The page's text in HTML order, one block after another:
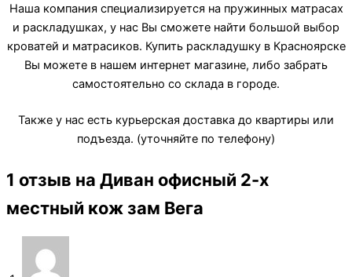
Наша компания специализируется на пружинных матрасах
и раскладушках, у нас Вы сможете найти большой выбор
кроватей и матрасиков. Купить раскладушку в Красноярске
Вы можете в нашем интернет магазине, либо забрать
самостоятельно со склада в городе.
Также у нас есть курьерская доставка до квартиры или
подъезда. (уточняйте по телефону)
1 отзыв на Диван офисный 2-х
местный кож зам Вега